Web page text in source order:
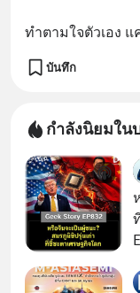
ทำตามใจตัวเอง
บันทึก
กำลังนิยมใน